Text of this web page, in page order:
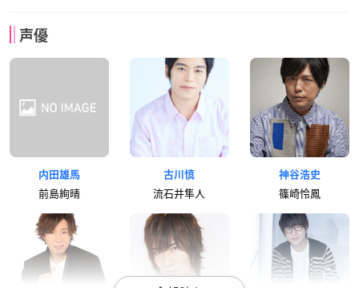
声優
内田雄馬
前島絢晴
古川慎
流石井隼人
神谷浩史
篠崎怜鳳